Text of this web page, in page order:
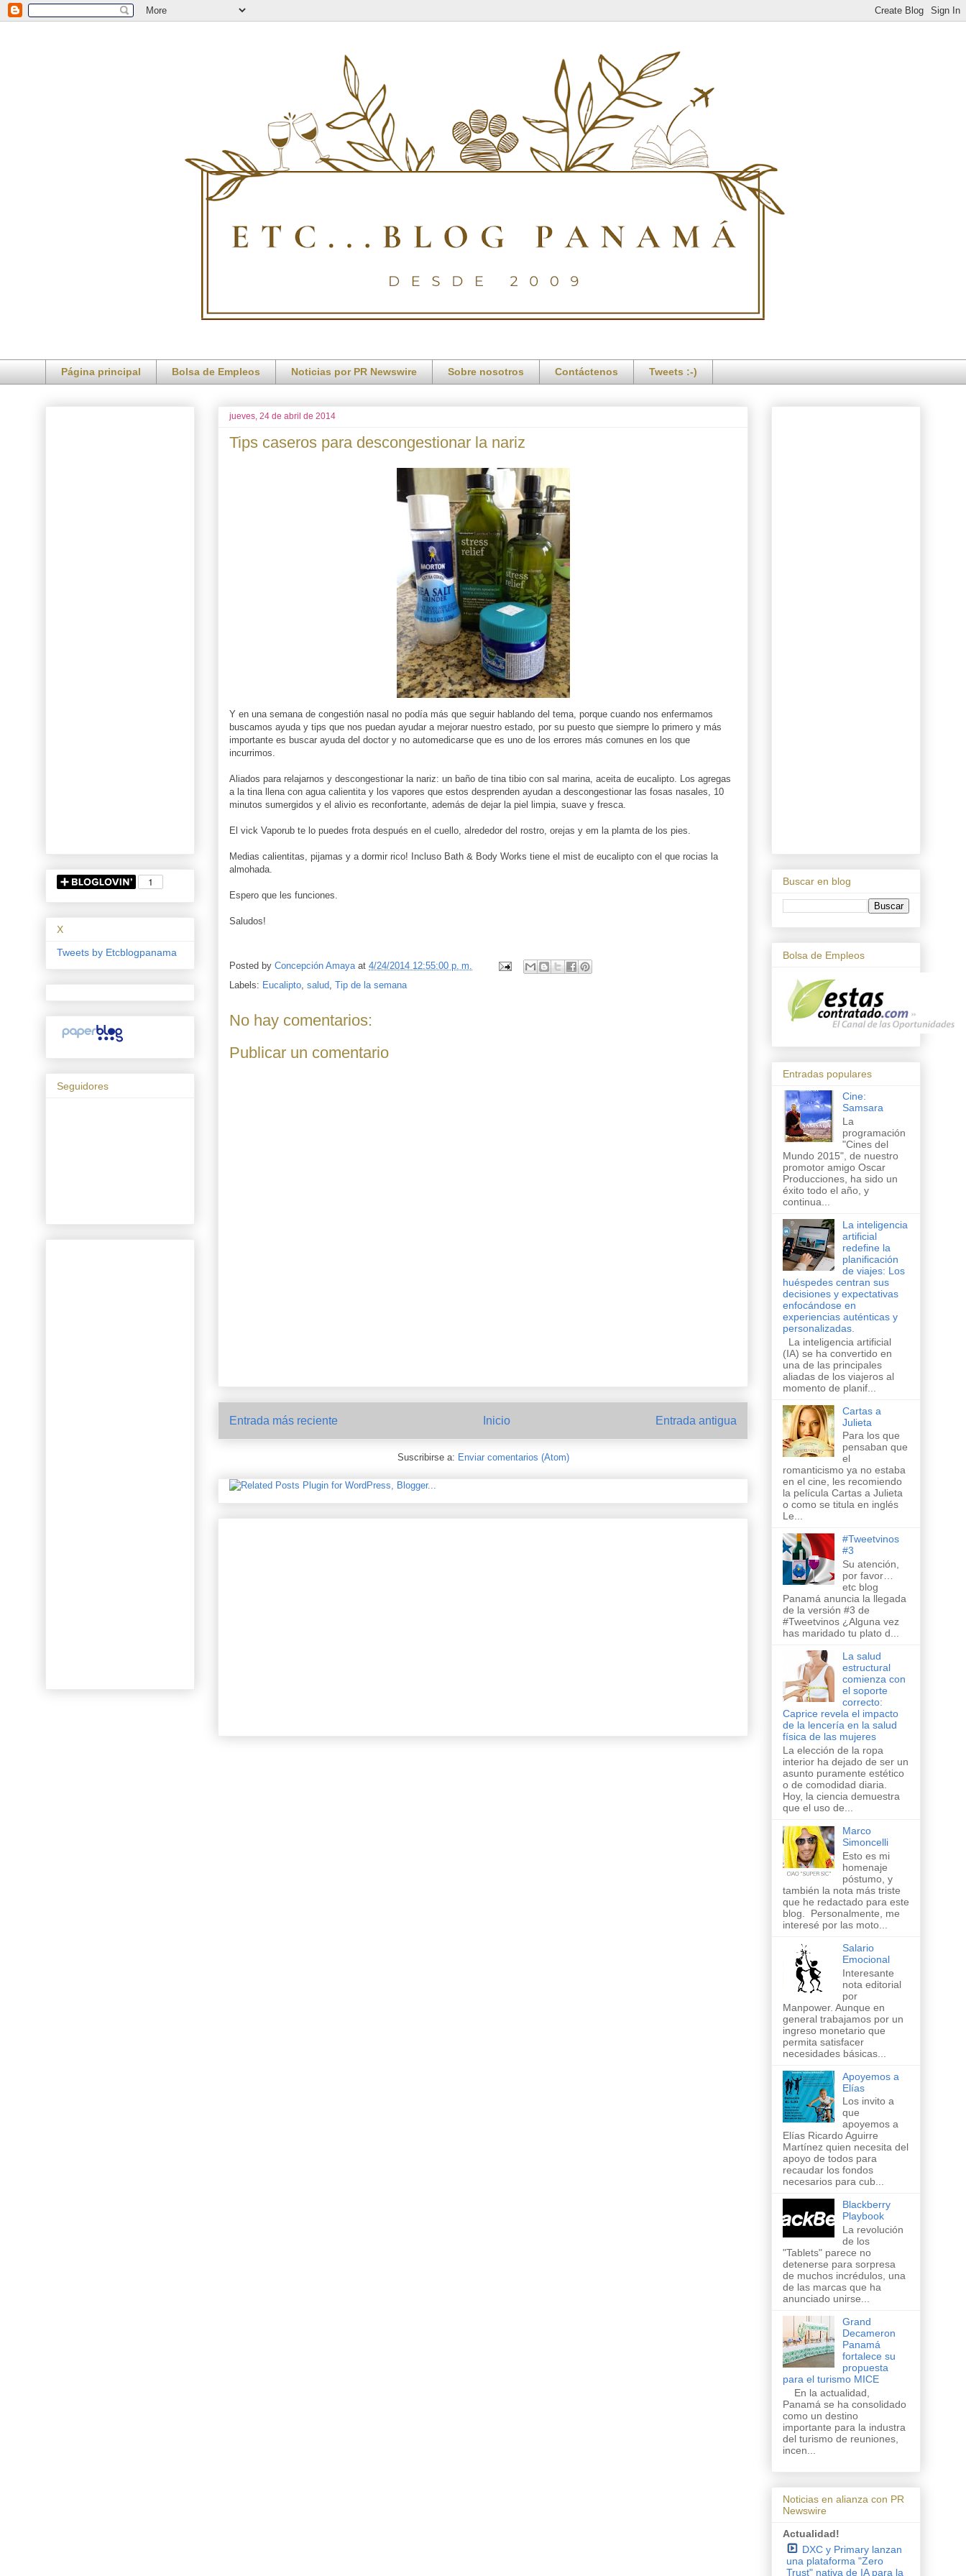
Página principal Bolsa de Empleos Noticias por PR Newswire Sobre nosotros Contáctenos Tweets :-)
jueves, 24 de abril de 2014
Tips caseros para descongestionar la nariz
Y en una semana de congestión nasal no podía más que seguir hablando del tema, porque cuando nos enfermamos
buscamos ayuda y tips que nos puedan ayudar a mejorar nuestro estado, por su puesto que siempre lo primero y más
importante es buscar ayuda del doctor y no automedicarse que es uno de los errores más comunes en los que
incurrimos.
Aliados para relajarnos y descongestionar la nariz: un baño de tina tibio con sal marina, aceita de eucalipto. Los agregas
a la tina llena con agua calientita y los vapores que estos desprenden ayudan a descongestionar las fosas nasales, 10
minutos sumergidos y el alivio es reconfortante, además de dejar la piel limpia, suave y fresca.
El vick Vaporub te lo puedes frota después en el cuello, alrededor del rostro, orejas y em la plamta de los pies.
Medias calientitas, pijamas y a dormir rico! Incluso Bath & Body Works tiene el mist de eucalipto con el que rocias la
almohada.
Espero que les funciones.
Saludos!
Posted by Concepción Amaya at 4/24/2014 12:55:00 p. m.
Labels: Eucalipto salud Tip de la semana
No hay comentarios:
Publicar un comentario
Entrada más reciente Entrada antigua
Inicio
Suscribirse a: Enviar comentarios (Atom)
X
Tweets by Etcblogpanama
Seguidores
Buscar en blog
Bolsa de Empleos
Entradas populares
Cine:
Samsara
La
programación
"Cines del
Mundo 2015", de nuestro
promotor amigo Oscar
Producciones, ha sido un
éxito todo el año, y
continua...
La inteligencia
artificial
redefine la
planificación
de viajes: Los
huéspedes centran sus
decisiones y expectativas
enfocándose en
experiencias auténticas y
personalizadas.
La inteligencia artificial
(IA) se ha convertido en
una de las principales
aliadas de los viajeros al
momento de planif...
Cartas a
Julieta
Para los que
pensaban que
el
romanticismo ya no estaba
en el cine, les recomiendo
la película Cartas a Julieta
o como se titula en inglés
Le...
#Tweetvinos
#3
Su atención,
por favor…
etc blog
Panamá anuncia la llegada
de la versión #3 de
#Tweetvinos ¿Alguna vez
has maridado tu plato d...
La salud
estructural
comienza con
el soporte
correcto:
Caprice revela el impacto
de la lencería en la salud
física de las mujeres
La elección de la ropa
interior ha dejado de ser un
asunto puramente estético
o de comodidad diaria.
Hoy, la ciencia demuestra
que el uso de...
Marco
Simoncelli
Esto es mi
homenaje
póstumo, y
también la nota más triste
que he redactado para este
blog. Personalmente, me
interesé por las moto...
Salario
Emocional
Interesante
nota editorial
por
Manpower. Aunque en
general trabajamos por un
ingreso monetario que
permita satisfacer
necesidades básicas...
Apoyemos a
Elías
Los invito a
que
apoyemos a
Elías Ricardo Aguirre
Martínez quien necesita del
apoyo de todos para
recaudar los fondos
necesarios para cub...
Blackberry
Playbook
La revolución
de los
"Tablets" parece no
detenerse para sorpresa
de muchos incrédulos, una
de las marcas que ha
anunciado unirse...
Grand
Decameron
Panamá
fortalece su
propuesta
para el turismo MICE
En la actualidad,
Panamá se ha consolidado
como un destino
importante para la industra
del turismo de reuniones,
incen...
Noticias en alianza con PR
Newswire
Actualidad!
DXC y Primary lanzan
una plataforma "Zero
Trust" nativa de IA para la